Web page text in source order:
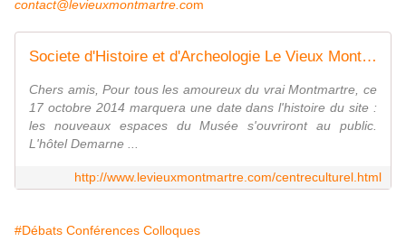
contact@levieuxmontmartre.com
Societe d'Histoire et d'Archeologie Le Vieux Montmartre
Chers amis, Pour tous les amoureux du vrai Montmartre, ce
17 octobre 2014 marquera une date dans l'histoire du site :
les nouveaux espaces du Musée s'ouvriront au public.
L'hôtel Demarne ...
http://www.levieuxmontmartre.com/centreculturel.html
#Débats Conférences Colloques